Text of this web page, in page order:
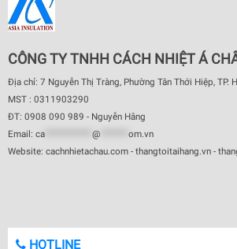
CÔNG TY TNHH CÁCH NHIỆT Á
Địa chỉ: 7 Nguyễn Thị Tràng, Phường Tân Thới Hiệp, TP.
MST : 0311903290
ĐT: 0908 090 989 - Nguyễn Hằng
Email: ca @
om.vn
Website: cachnhietachau.com - thangtoitaihang.vn -
HOTLINE